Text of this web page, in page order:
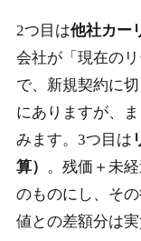
2つ目は他社カー
会社が「現在の
で、新規契約に
にありますが、
みます。3つ目は
算） 。残価＋未
のものにし、そ
値との差額分は